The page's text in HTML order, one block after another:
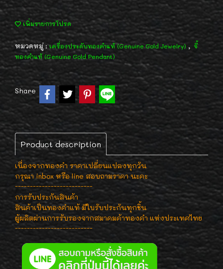
เพิ่มรายการโปรด
หมวดหมู่ :เครื่องประดับทองคำแท้ (Genuine Gold Jewelry) , จี้
ทองคำแท้ (Genuine Gold Pendant)
Share
Product description
เนื่องจากทองคำ ราคาเปลี่ยนแปลงทุกวัน
กรุณา inbox หรือ line สอบถามราคา นะคะ
--------------------------
การรับประกันสินค้า
สินค้าเป็นทองคำแท้ มีใบรับประกันทุกชิ้น
ผู้ผลิตผ่านการรับรองจากสมาคมค้าทองคำ แห่งประเทศไทย
--------------------------